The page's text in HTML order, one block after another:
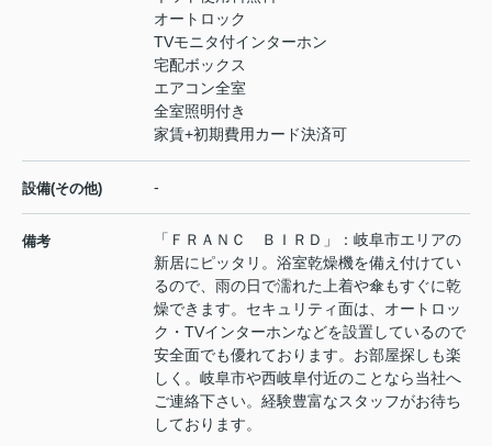
オートロック
TVモニタ付インターホン
宅配ボックス
エアコン全室
全室照明付き
家賃+初期費用カード決済可
設備(その他) -
備考
「ＦＲＡＮＣ ＢＩＲＤ」：岐阜市エリアの
新居にピッタリ。浴室乾燥機を備え付けてい
るので、雨の日で濡れた上着や傘もすぐに乾
燥できます。セキュリティ面は、オートロッ
ク・TVインターホンなどを設置しているので
安全面でも優れております。お部屋探しも楽
しく。岐阜市や西岐阜付近のことなら当社へ
ご連絡下さい。経験豊富なスタッフがお待ち
しております。